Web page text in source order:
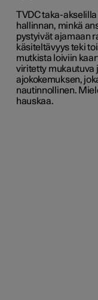
TVDC taka-
hallinnan, minkä
pystyivät ajamaan
käsiteltävyys teki
mutkista loiviin
viritetty mukautuva
ajokokemuksen,
nautinnollinen.
hauskaa.